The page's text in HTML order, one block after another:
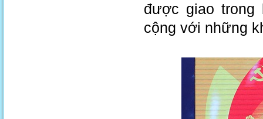
được giao trong
cộng với những